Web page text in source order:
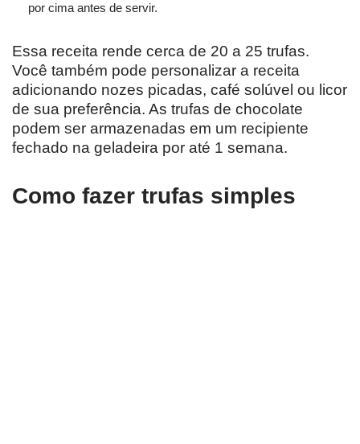
por cima antes de servir.
Essa receita rende cerca de 20 a 25 trufas.
Você também pode personalizar a receita
adicionando nozes picadas, café solúvel ou licor
de sua preferência. As trufas de chocolate
podem ser armazenadas em um recipiente
fechado na geladeira por até 1 semana.
Como fazer trufas simples